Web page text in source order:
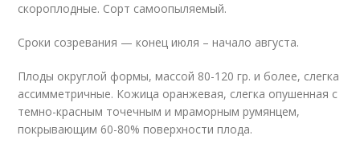
скороплодные. Сорт самоопыляемый.
Сроки созревания — конец июля – начало августа.
Плоды округлой формы, массой 80-120 гр. и более, слегка
ассимметричные. Кожица оранжевая, слегка опушенная с
темно-красным точечным и мраморным румянцем,
покрывающим 60-80% поверхности плода.